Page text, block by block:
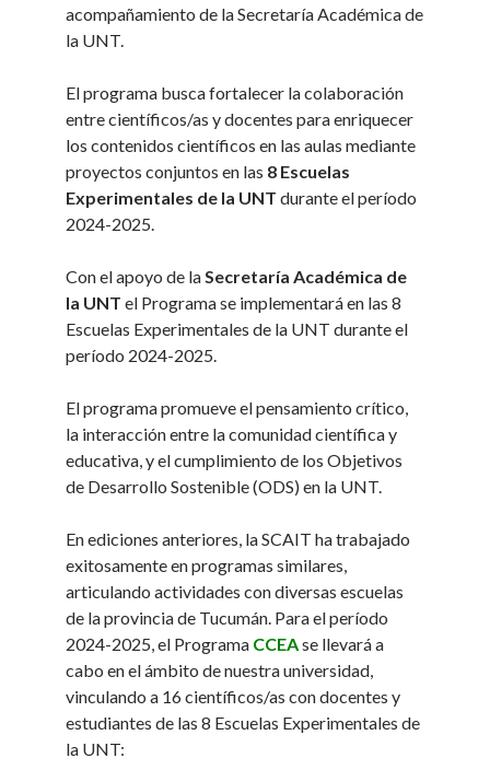
acompañamiento de la Secretaría Académica de
la UNT.
El programa busca fortalecer la colaboración
entre científicos/as y docentes para enriquecer
los contenidos científicos en las aulas mediante
proyectos conjuntos en las 8 Escuelas
Experimentales de la UNT durante el período
2024-2025.
Con el apoyo de laSecretaría Académica de
la UNT el Programa se implementará en las 8
Escuelas Experimentales de la UNT durante el
período 2024-2025.
El programa promueve el pensamiento crítico,
la interacción entre la comunidad científica y
educativa, y el cumplimiento de los Objetivos
de Desarrollo Sostenible (ODS) en la UNT.
En ediciones anteriores, la SCAIT ha trabajado
exitosamente en programas similares,
articulando actividades con diversas escuelas
de la provincia de Tucumán. Para el período
2024-2025, el Programa CCEAse llevará a
cabo en el ámbito de nuestra universidad,
vinculando a 16 científicos/as con docentes y
estudiantes de las 8 Escuelas Experimentales de
la UNT: